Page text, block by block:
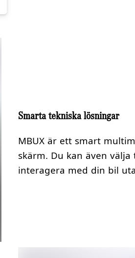
Smarta tekniska lösningar
MBUX är ett smart
skärm. Du kan även
interagera med din bil